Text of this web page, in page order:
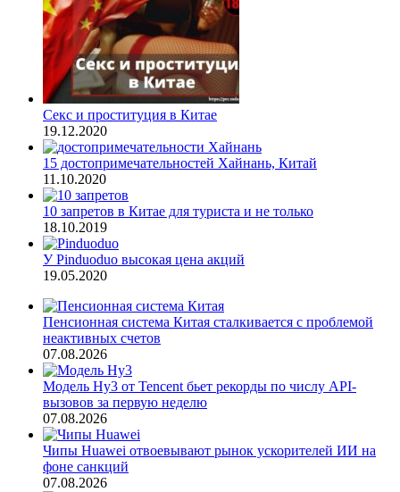
Секс и проституция в Китае
19.12.2020
15 достопримечательностей Хайнань, Китай
11.10.2020
10 запретов в Китае для туриста и не только
18.10.2019
У Pinduoduo высокая цена акций
19.05.2020
Пенсионная система Китая сталкивается с проблемой
неактивных счетов
07.08.2026
Модель Hy3 от Tencent бьет рекорды по числу API-
вызовов за первую неделю
07.08.2026
Чипы Huawei отвоевывают рынок ускорителей ИИ на
фоне санкций
07.08.2026